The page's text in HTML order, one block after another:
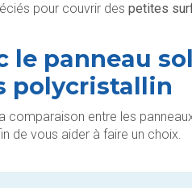
pour couvrir des petites
le panneau
polycristallin
comparaison entre les
de vous aider à faire un choix.